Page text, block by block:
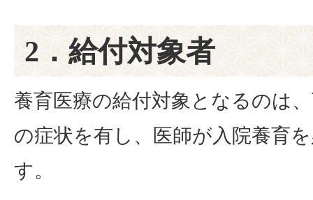
2．給付対象者
養育医療の給付対象となるのは
の症状を有し、医師が入院養育
す。